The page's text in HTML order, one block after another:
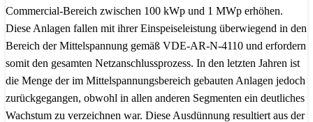
Commercial-Bereich zwischen 100 kWp und 1 MWp erhöhen.
Diese Anlagen fallen mit ihrer Einspeiseleistung überwiegend in den
Bereich der Mittelspannung gemäß VDE-AR-N-4110 und erfordern
somit den gesamten Netzanschlussprozess. In den letzten Jahren ist
die Menge der im Mittelspannungsbereich gebauten Anlagen jedoch
zurückgegangen, obwohl in allen anderen Segmenten ein deutliches
Wachstum zu verzeichnen war. Diese Ausdünnung resultiert aus der